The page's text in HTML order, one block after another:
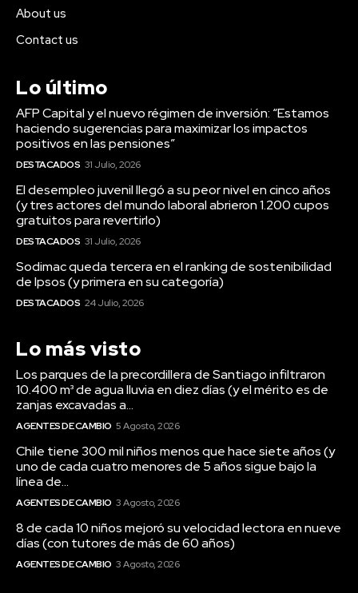
About us
Contact us
Lo último
AFP Capital y el nuevo régimen de inversión: “Estamos
haciendo sugerencias para maximizar los impactos
positivos en las pensiones”
DESTACADOS 31 Julio, 2026
El desempleo juvenil llegó a su peor nivel en cinco años
(y tres actores del mundo laboral abrieron 1.200 cupos
gratuitos para revertirlo)
DESTACADOS 31 Julio, 2026
Sodimac queda tercera en el ranking de sostenibilidad
de Ipsos (y primera en su categoría)
DESTACADOS 24 Julio, 2026
Lo más visto
Los parques de la precordillera de Santiago infiltraron
10.400 m³ de agua lluvia en diez días (y el mérito es de
zanjas excavadas a...
AGENTES DE CAMBIO 5 Agosto, 2026
Chile tiene 300 mil niños menos que hace siete años (y
uno de cada cuatro menores de 5 años sigue bajo la
línea de...
AGENTES DE CAMBIO 3 Agosto, 2026
8 de cada 10 niños mejoró su velocidad lectora en nueve
días (con tutores de más de 60 años)
AGENTES DE CAMBIO 3 Agosto, 2026